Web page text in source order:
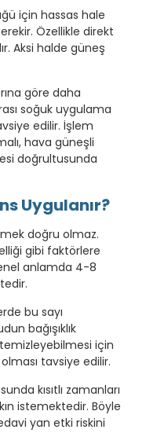
için hassas hale
Özellikle direkt
Aksi halde güneş
göre daha
soğuk uygulama
edilir. İşlem
hava güneşli
doğrultusunda
Uygulanır?
doğru olmaz.
gibi faktörlere
anlamda 4-8
bu sayı
bağışıklık
için
tavsiye edilir.
kısıtlı zamanları
istemektedir. Böyle
yan etki riskini